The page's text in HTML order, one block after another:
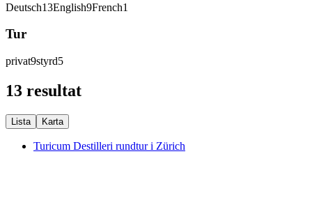
Deutsch13English9French1
Tur
privat9styrd5
13 resultat
Lista Karta
Turicum Destilleri rundtur i Zürich